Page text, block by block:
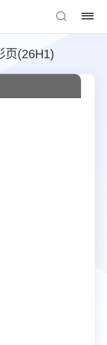
页(26H1)